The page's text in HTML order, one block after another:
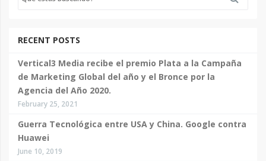
RECENT POSTS
Vertical3 Media recibe el premio Plata a la Campaña
de Marketing Global del año y el Bronce por la
Agencia del Año 2020.
February 25, 2021
Guerra Tecnológica entre USA y China. Google contra
Huawei
June 10, 2019